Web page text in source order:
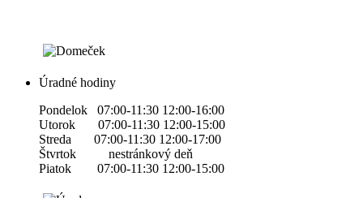
Úradné hodiny
Pondelok 07:00-11:30 12:00-16:00
Utorok 07:00-11:30 12:00-15:00
Streda 07:00-11:30 12:00-17:00
Štvrtok nestránkový deň
Piatok 07:00-11:30 12:00-15:00